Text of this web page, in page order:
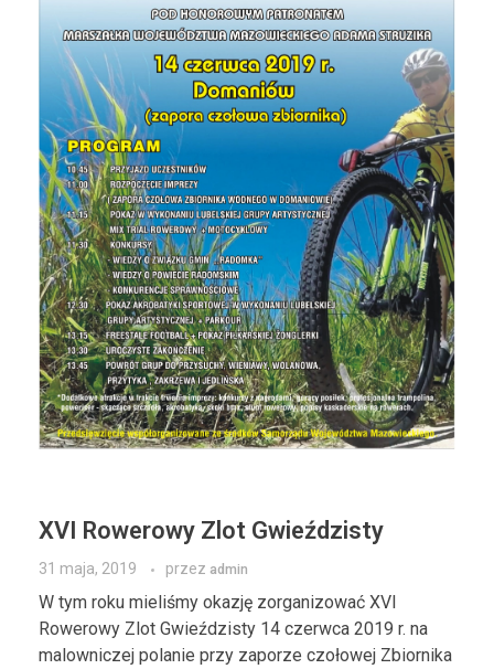
XVI Rowerowy Zlot Gwieździsty
31 maja, 2019 przez admin
W tym roku mieliśmy okazję zorganizować XVI
Rowerowy Zlot Gwieździsty 14 czerwca 2019 r. na
malowniczej polanie przy zaporze czołowej Zbiornika